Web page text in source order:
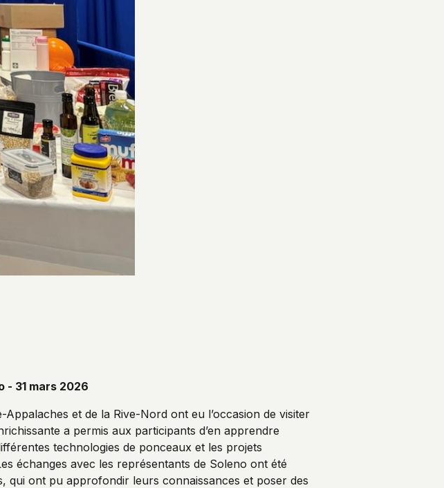
- 31 mars 2026
et de la Rive-Nord ont eu l’occasion de visiter
a permis aux participants d’en apprendre
technologies de ponceaux et les projets
échanges avec les représentants de Soleno ont été
qui ont pu approfondir leurs connaissances et poser des